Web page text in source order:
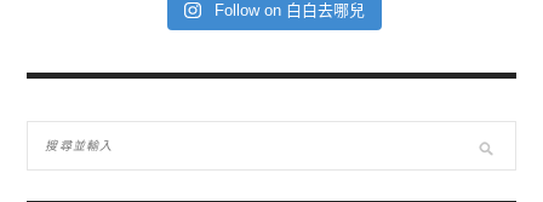
Follow on 白白去哪兒